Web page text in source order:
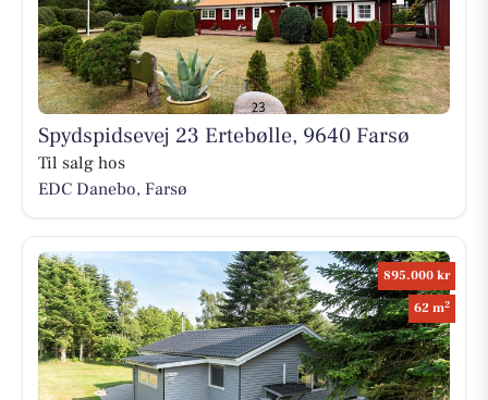
Spydspidsevej 23 Ertebølle, 9640 Farsø
Til salg hos
EDC Danebo, Farsø
895.000 kr
62 m2